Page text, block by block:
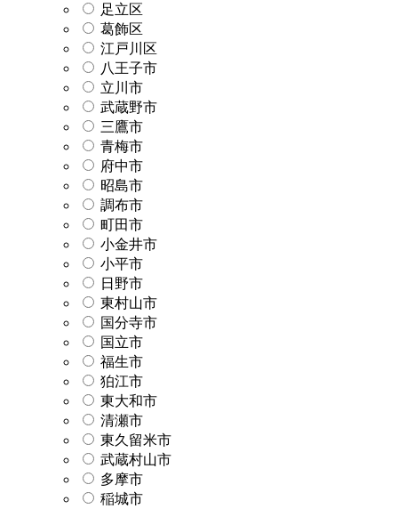
足立区
葛飾区
江戸川区
八王子市
立川市
武蔵野市
三鷹市
青梅市
府中市
昭島市
調布市
町田市
小金井市
小平市
日野市
東村山市
国分寺市
国立市
福生市
狛江市
東大和市
清瀬市
東久留米市
武蔵村山市
多摩市
稲城市